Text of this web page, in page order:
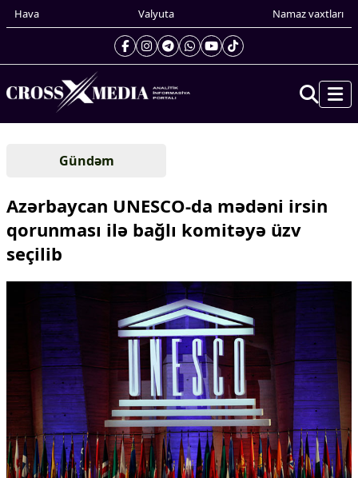
Hava Valyuta Namaz vaxtları
Gündəm
Xarici xəbərlər
Cənubi Qafqaz
Türk Dünyası
Yaxın Şərq
Avropa
Amerika
Asiya
Afrika
Çarpaz baxış
Təhlil
Siyasi
Geosiyasi
İqtisadi
Sosioloji
Gündəm
Azərbaycan UNESCO-da mədəni irsin
qorunması ilə bağlı komitəyə üzv
seçilib